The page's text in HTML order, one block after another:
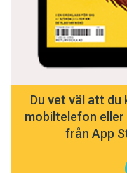
Du vet väl att du
mobiltelefon eller
från App